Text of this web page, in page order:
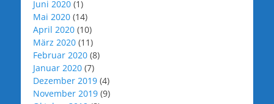
Juni 2020 (1)
Mai 2020 (14)
April 2020 (10)
März 2020 (11)
Februar 2020 (8)
Januar 2020 (7)
Dezember 2019 (4)
November 2019 (9)